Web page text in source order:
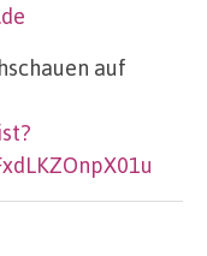
auf